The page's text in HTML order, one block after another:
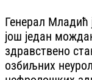
Генерал Младић
још један
здравствено
озбиљних